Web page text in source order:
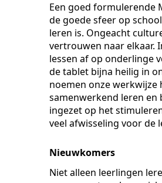
Een goed formulerende
de goede sfeer op
leren is. Ongeacht
vertrouwen naar elkaar.
lessen af op onderlinge
de tablet bijna heilig in
noemen onze
samenwerkend leren en
ingezet op het
veel afwisseling voor de
Nieuwkomers
Niet alleen leerlingen